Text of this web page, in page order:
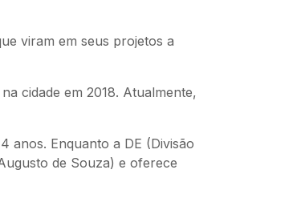
viram em seus projetos a
cidade em 2018. Atualmente,
anos. Enquanto a DE (Divisão
de Souza) e oferece